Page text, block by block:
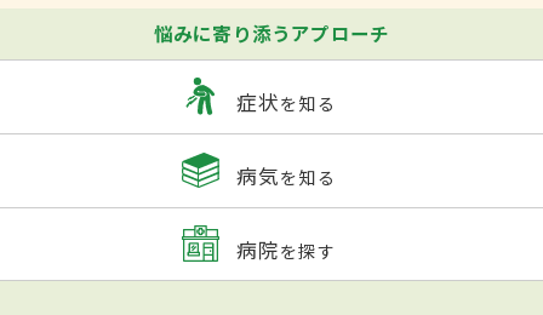
悩みに寄り添うアプローチ
症状を知る
病気を知る
病院を探す